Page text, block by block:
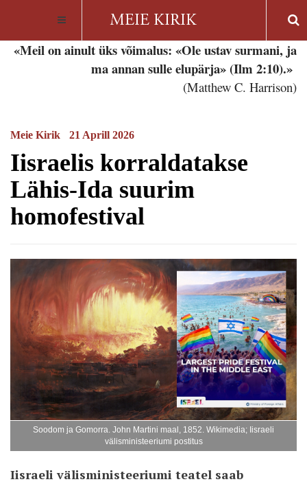
«Meil on ainult üks võimalus: «Ole ustav surmani, ja
ma annan sulle elupärja» (Ilm 2:10).»
(Matthew C. Harrison)
Meie Kirik 21 Aprill 2026
Iisraelis korraldatakse
Lähis-Ida suurim
homofestival
Soodom ja Gomorra. John Martini maal, 1852. Wikimedia; Iisraeli
välisministeeriumi postitus
Iisraeli välisministeeriumi teatel saab